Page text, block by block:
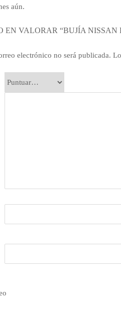
aún.
EN VALORAR “BUJÍA NISSAN
electrónico no será publicada.